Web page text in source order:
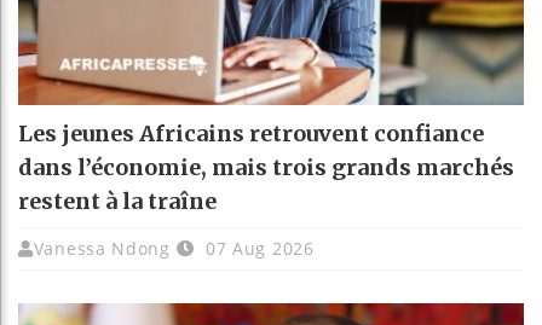
Les jeunes Africains retrouvent confiance
dans l’économie, mais trois grands marchés
restent à la traîne
Vanessa Ndong 07 Aug 2026